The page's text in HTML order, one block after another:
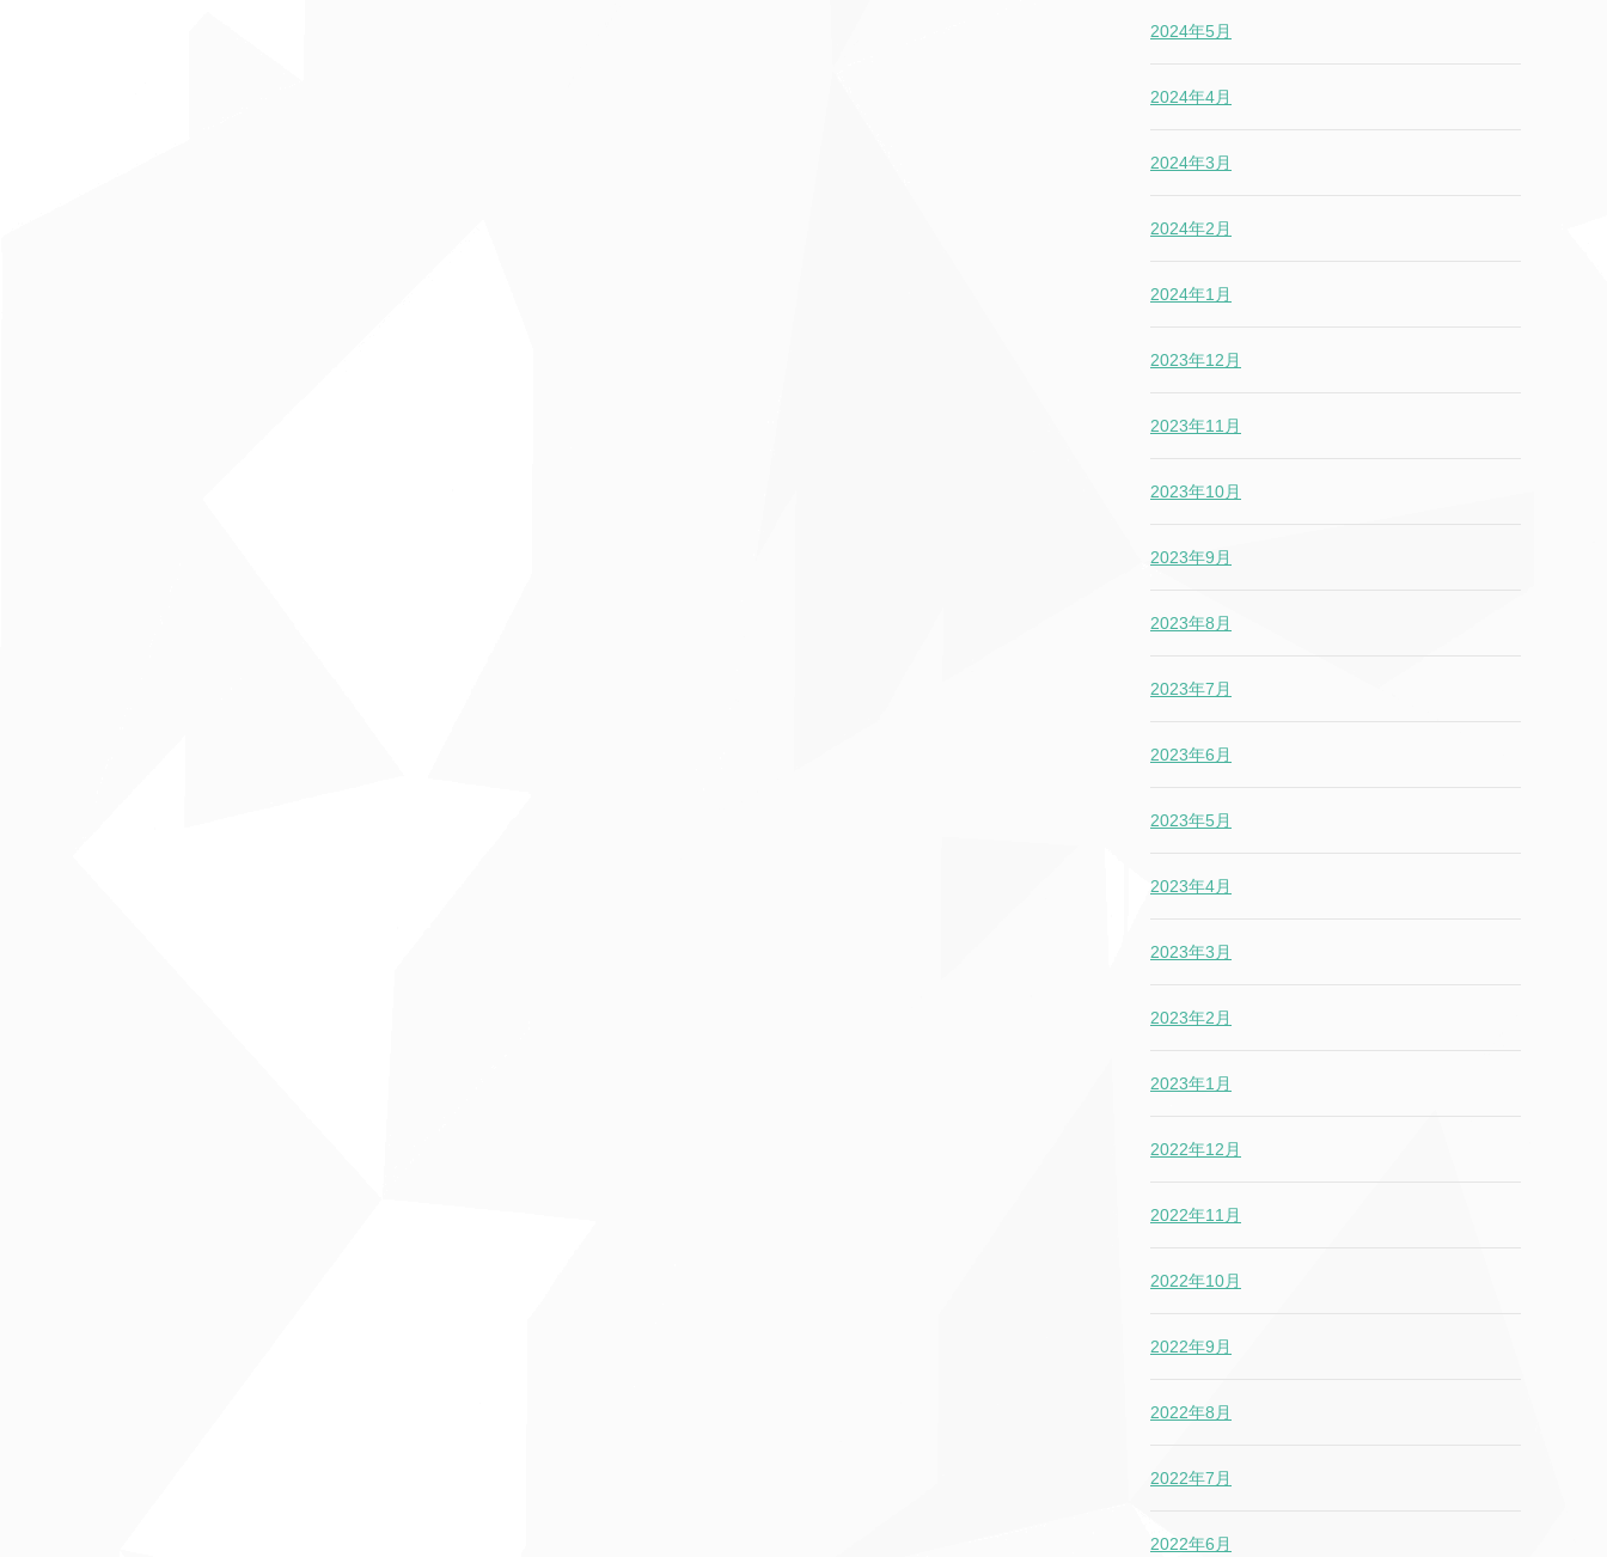
2024年5月
2024年4月
2024年3月
2024年2月
2024年1月
2023年12月
2023年11月
2023年10月
2023年9月
2023年8月
2023年7月
2023年6月
2023年5月
2023年4月
2023年3月
2023年2月
2023年1月
2022年12月
2022年11月
2022年10月
2022年9月
2022年8月
2022年7月
2022年6月